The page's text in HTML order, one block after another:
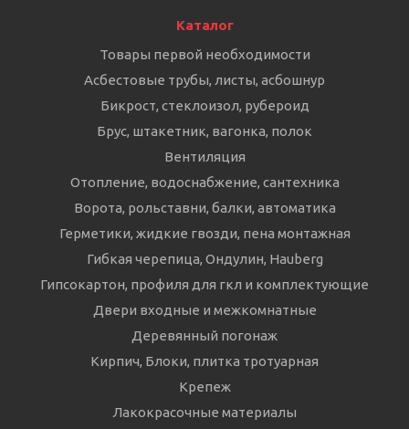
Каталог
Товары первой необходимости
Асбестовые трубы, листы, асбошнур
Бикрост, стеклоизол, рубероид
Брус, штакетник, вагонка, полок
Вентиляция
Отопление, водоснабжение, сантехника
Ворота, рольставни, балки, автоматика
Герметики, жидкие гвозди, пена монтажная
Гибкая черепица, Ондулин, Hauberg
Гипсокартон, профиля для гкл и комплектующие
Двери входные и межкомнатные
Деревянный погонаж
Кирпич, Блоки, плитка тротуарная
Крепеж
Лакокрасочные материалы